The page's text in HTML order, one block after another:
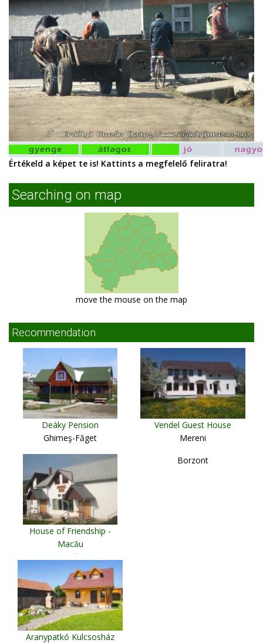
Értékeld a képet te is! Kattints a megfelelő feliratra!
Searching on map
move the mouse on the map
Recommendation
Deáky Pension
Ghimeş-Făget
Vendel Guest House
Mereni
House of Friendship -
Macău
Macău
Borzont
Aranypatkó Kulcsosház